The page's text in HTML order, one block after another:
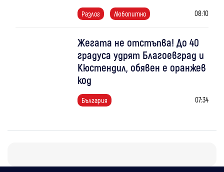
Разлог Любопитно 08:10
Жегата не отстъпва! До 40
градуса удрят Благоевград и
Кюстендил, обявен е оранжев
код
България 07:34